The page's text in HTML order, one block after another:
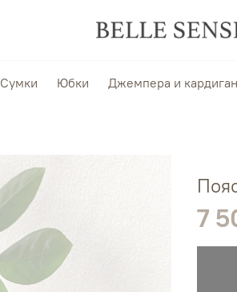
Сумки Юбки Джемпера и
7